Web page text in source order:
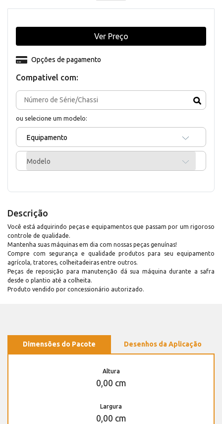
Compativel com:
ou selecione um modelo:
Equipamento
Modelo
Opções de pagamento
Ver Preço
Descrição
Você está adquirindo peças e equipamentos que passam por um rigoroso
controle de qualidade.
Mantenha suas máquinas em dia com nossas peças genuínas!
Compre com segurança e qualidade produtos para seu equipamento
agrícola, tratores, colheitadeiras entre outros.
Peças de reposição para manutenção dá sua máquina durante a safra
desde o plantio até a colheita.
Produto vendido por concessionário autorizado.
Dimensões do Pacote Desenhos da Aplicação
Altura
0,00 cm
Largura
0,00 cm